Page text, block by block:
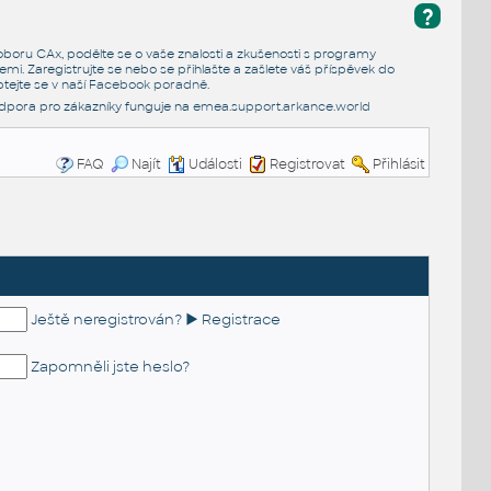
?
CAx, podělte se o vaše znalosti a zkušenosti s programy
Zaregistrujte se nebo se přihlašte a zašlete váš příspěvek do
se v naší Facebook poradně.
pro zákazníky funguje na emea.support.arkance.world
FAQ Najít Události Registrovat Přihlásit
Ještě neregistrován? ► Registrace
Zapomněli jste heslo?